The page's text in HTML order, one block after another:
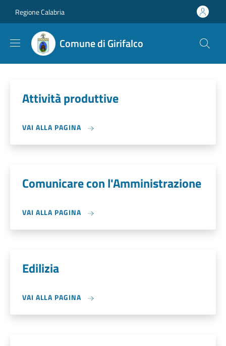
Regione Calabria
Comune di Girifalco
Attività produttive
VAI ALLA PAGINA
Comunicare con l'Amministrazione
VAI ALLA PAGINA
Edilizia
VAI ALLA PAGINA